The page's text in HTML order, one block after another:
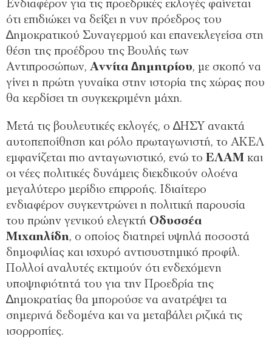
Ενδιαφέρον για τις προεδρικές εκλογές φαίνεται
ότι επιδιώκει να δείξει η νυν πρόεδρος του
∆ημοκρατικού Συναγερμού και επανεκλεγείσα στη
θέση της προέδρου της Βουλής των
Αντιπροσώπων, Αννίτα ∆ημητρίου, με σκοπό να
γίνει η πρώτη γυναίκα στην ιστορία της χώρας που
θα κερδίσει τη συγκεκριμένη μάχη.
Μετά τις βουλευτικές εκλογές, ο ∆ΗΣΥ ανακτά
αυτοπεποίθηση και ρόλο πρωταγωνιστή, το ΑΚΕΛ
εμφανίζεται πιο ανταγωνιστικό, ενώ το ΕΛΑΜ και
οι νέες πολιτικές δυνάμεις διεκδικούν ολοένα
μεγαλύτερο μερίδιο επιρροής. Ιδιαίτερο
ενδιαφέρον συγκεντρώνει η πολιτική παρουσία
του πρώην γενικού ελεγκτή Οδυσσέα
Μιχαηλίδη, ο οποίος διατηρεί υψηλά ποσοστά
δημοφιλίας και ισχυρό αντισυστημικό προφίλ.
Πολλοί αναλυτές εκτιμούν ότι ενδεχόμενη
υποψηφιότητά του για την Προεδρία της
∆ημοκρατίας θα μπορούσε να ανατρέψει τα
σημερινά δεδομένα και να μεταβάλει ριζικά τις
ισορροπίες.